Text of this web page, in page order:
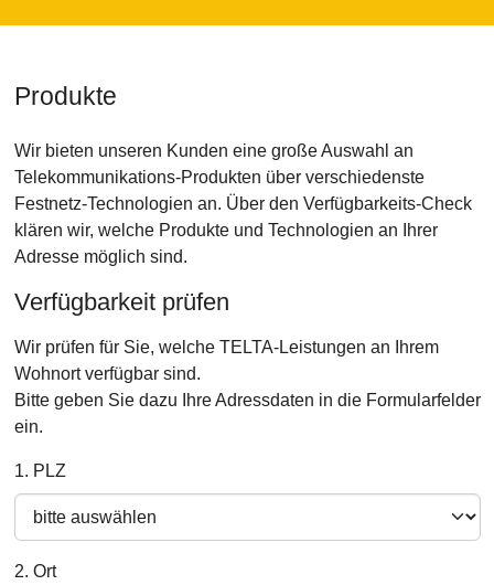
Produkte
Wir bieten unseren Kunden eine große Auswahl an
Telekommunikations-Produkten über verschiedenste
Festnetz-Technologien an. Über den Verfügbarkeits-Check
klären wir, welche Produkte und Technologien an Ihrer
Adresse möglich sind.
Verfügbarkeit prüfen
Wir prüfen für Sie, welche TELTA-Leistungen an Ihrem
Wohnort verfügbar sind.
Bitte geben Sie dazu Ihre Adressdaten in die Formularfelder
ein.
1. PLZ
2. Ort